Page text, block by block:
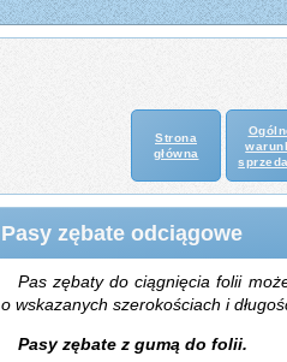
Strona
główna
Pasy zębate odciągowe
Pas zębaty do ciągnięcia folii
o wskazanych szerokościach i
Pasy zębate z gumą do folii.